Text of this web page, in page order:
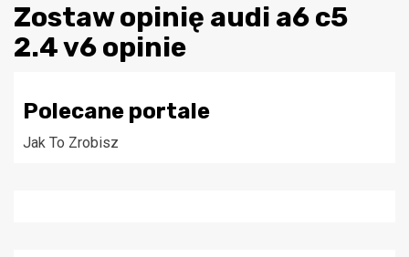
Zostaw opinię audi a6 c5
2.4 v6 opinie
Polecane portale
Jak To Zrobisz